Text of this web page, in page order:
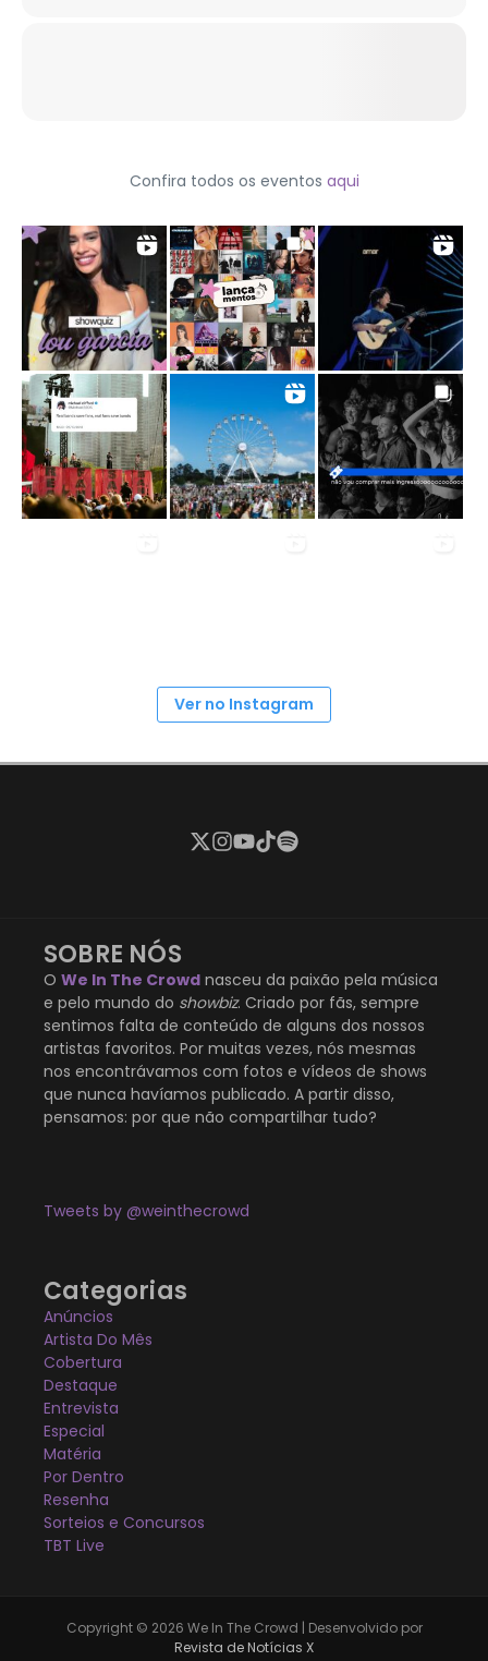
Confira todos os eventos aqui
Ver no Instagram
SOBRE NÓS
O We In The Crowd nasceu da paixão pela música
e pelo mundo do showbiz. Criado por fãs, sempre
sentimos falta de conteúdo de alguns dos nossos
artistas favoritos. Por muitas vezes, nós mesmas
nos encontrávamos com fotos e vídeos de shows
que nunca havíamos publicado. A partir disso,
pensamos: por que não compartilhar tudo?
Tweets by @weinthecrowd
Categorias
Anúncios
Artista Do Mês
Cobertura
Destaque
Entrevista
Especial
Matéria
Por Dentro
Resenha
Sorteios e Concursos
TBT Live
Copyright © 2026 We In The Crowd | Desenvolvido por
Revista de Notícias X